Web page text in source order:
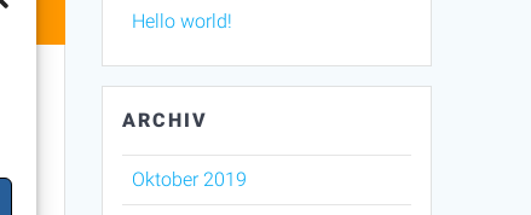
Hello world!
ARCHIV
Oktober 2019